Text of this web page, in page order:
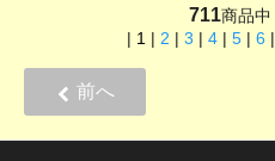
711商品中
| 1 | 2 | 3 | 4 | 5 | 6 |
前へ